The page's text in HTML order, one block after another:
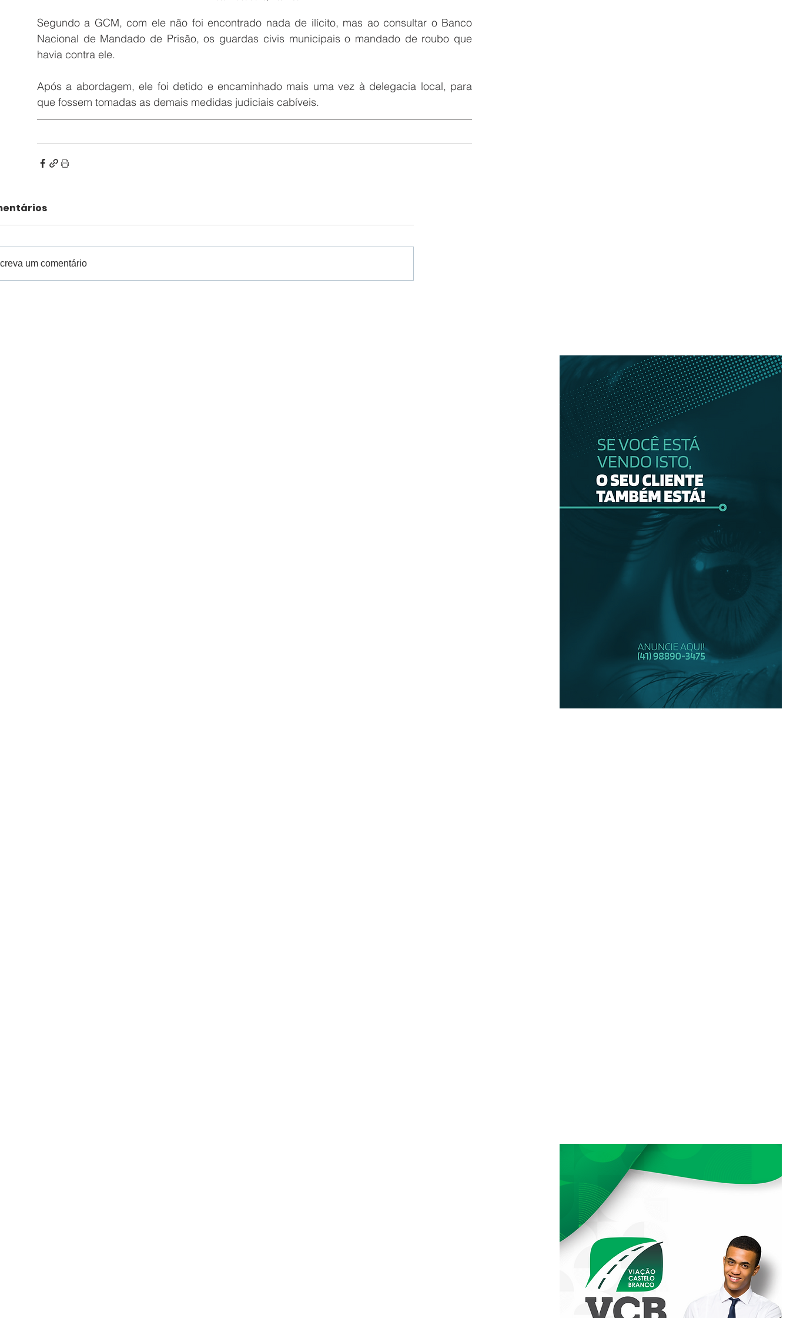
Segundo a GCM, com ele não foi encontrado nada de ilícito, mas ao consultar o Banco
Nacional de Mandado de Prisão, os guardas civis municipais o mandado de roubo que
havia contra ele.
Após a abordagem, ele foi detido e encaminhado mais uma vez à delegacia local, para
que fossem tomadas as demais medidas judiciais cabíveis.
um comentário